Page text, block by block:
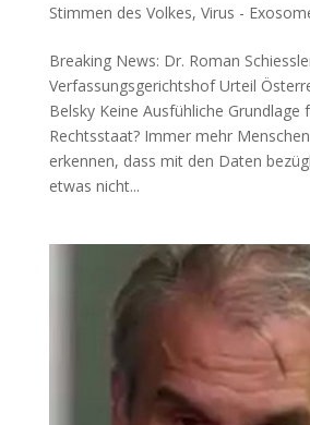
Stimmen des Volkes, Virus -
Breaking News: Dr. Roman
Verfassungsgerichtshof Urteil
Belsky Kei­ne Aus­füh­li­che
Rechtsstaat? Immer mehr
erken­nen, dass mit den Daten
etwas nicht...